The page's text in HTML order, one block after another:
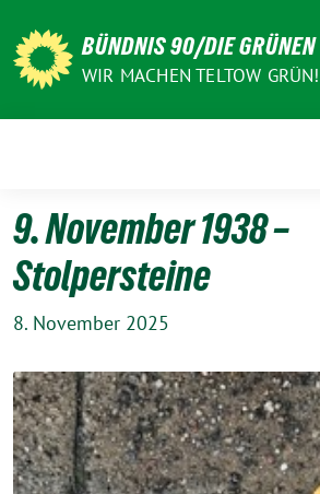
zum
Inhalt
BÜNDNIS 90/DIE GRÜNEN
WIR MACHEN TELTOW GRÜN!
9. November 1938 –
Stolpersteine
8. November 2025